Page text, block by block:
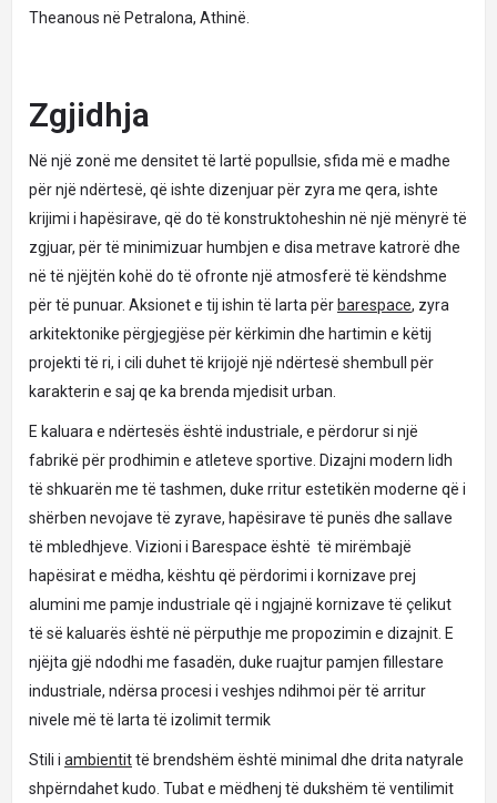
Theanous në Petralona, Athinë.
Zgjidhja
Në një zonë me densitet të lartë popullsie, sfida më e madhe
për një ndërtesë, që ishte dizenjuar për zyra me qera, ishte
krijimi i hapësirave, që do të konstruktoheshin në një mënyrë të
zgjuar, për të minimizuar humbjen e disa metrave katrorë dhe
në të njëjtën kohë do të ofronte një atmosferë të këndshme
për të punuar. Aksionet e tij ishin të larta për barespace, zyra
arkitektonike përgjegjëse për kërkimin dhe hartimin e këtij
projekti të ri, i cili duhet të krijojë një ndërtesë shembull për
karakterin e saj qe ka brenda mjedisit urban.
E kaluara e ndërtesës është industriale, e përdorur si një
fabrikë për prodhimin e atleteve sportive. Dizajni modern lidh
të shkuarën me të tashmen, duke rritur estetikën moderne që i
shërben nevojave të zyrave, hapësirave të punës dhe sallave
të mbledhjeve. Vizioni i Barespace është të mirëmbajë
hapësirat e mëdha, kështu që përdorimi i kornizave prej
alumini me pamje industriale që i ngjajnë kornizave të çelikut
të së kaluarës është në përputhje me propozimin e dizajnit. E
njëjta gjë ndodhi me fasadën, duke ruajtur pamjen fillestare
industriale, ndërsa procesi i veshjes ndihmoi për të arritur
nivele më të larta të izolimit termik
Stili i ambientittë brendshëm është minimal dhe drita natyrale
shpërndahet kudo. Tubat e mëdhenj të dukshëm të ventilimit